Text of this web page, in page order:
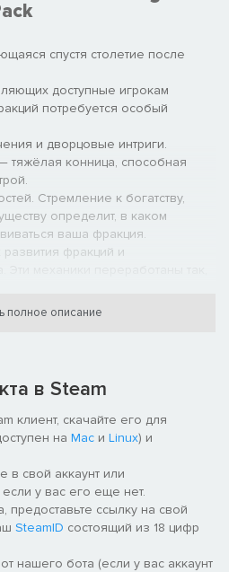
спустя столетие после
доступные игрокам
потребуется особый
и дворцовые интриги.
тяжёлая конница, способная
Стремление к богатству,
определит, в каком
ваша фракция.
фракций и
Цзинь — но теперь Поднебесная
между князьями
разные стремления и средства,
но цель у всех одна и та
поднялись выше всех прочих...
императору и его
собственную легенду, которую
полное описание
в Steam
клиент, скачайте его для
на Mac и Linux) и
в свой аккаунт или
у вас его еще нет.
ссылку на свой
SteamID состоящий из 18 цифр
нашего бота (если у вас аккаунт